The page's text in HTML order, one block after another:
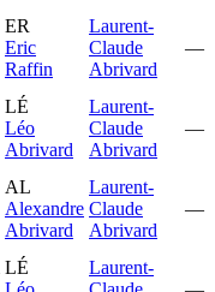
ER
Eric
Raffin
Laurent-
Claude
Abrivard
—
LÉ
Léo
Abrivard
Laurent-
Claude
Abrivard
—
AL
Alexandre
Abrivard
Laurent-
Claude
Abrivard
—
LÉ
Laurent-